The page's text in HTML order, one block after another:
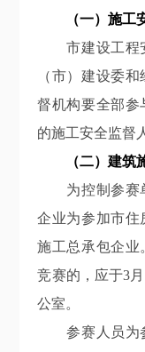
（一）施工
市建设工程
（市）建设委和
督机构要全部参
的施工安全监督
（二）建筑
为控制参赛
企业为参加市住
施工总承包企业
竞赛的，应于3
公室。
参赛人员为